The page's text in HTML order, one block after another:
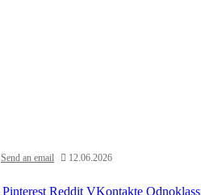
Send an email
12.06.2026
Pinterest Reddit VKontakte